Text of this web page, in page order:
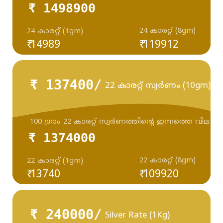
₹ 1498900
₹ 14989
24 കാരറ്റ് (1gm) 24 കാരറ്റ് (8gm)
₹ 119912
₹ 137400/ 22 കാരറ്റ് സ്വർണം (10gm)
₹ 1374000
₹ 13740
22 കാരറ്റ് (1gm) 22 കാരറ്റ് (8gm)
100 ഗ്രാം 22 കാരറ്റ് സ്വർണത്തിന്റെ ഇന്നത്തെ വില
₹ 109920
₹ 240000/ Silver Rate (1Kg)